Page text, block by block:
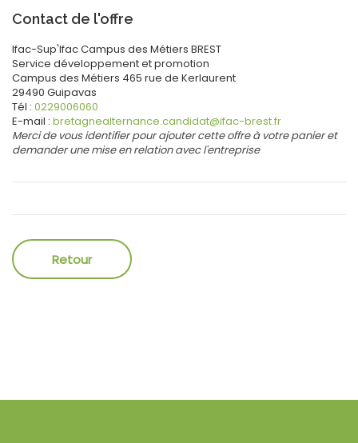
Contact de l'offre
Ifac-Sup'Ifac Campus des Métiers BREST
Service développementet promotion
Campus des Métiers 465 rue de Kerlaurent
29490 Guipavas
Tél : 0229006060
E-mail : bretagnealternance.candidat@ifac-brest.fr
Merci de vous identifier pour ajouter cette offre à votre panier et
demander une mise en relation avec l'entreprise